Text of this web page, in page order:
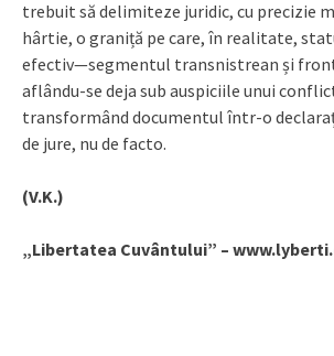
trebuit să delimiteze juridic, cu precizie
hârtie, o graniță pe care, în realitate,
efectiv—segmentul transnistrean și
aflându-se deja sub auspiciile unui
transformând documentul într-o
de jure, nu de facto.
(V.K.)
„Libertatea Cuvântului” –